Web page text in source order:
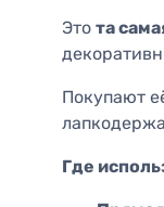
Это та
Покупают
Где